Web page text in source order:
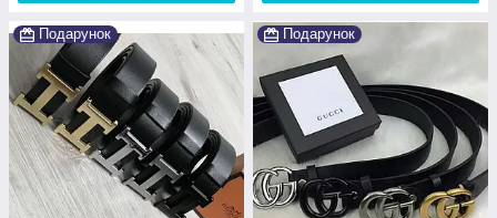
Подарунок Подарунок